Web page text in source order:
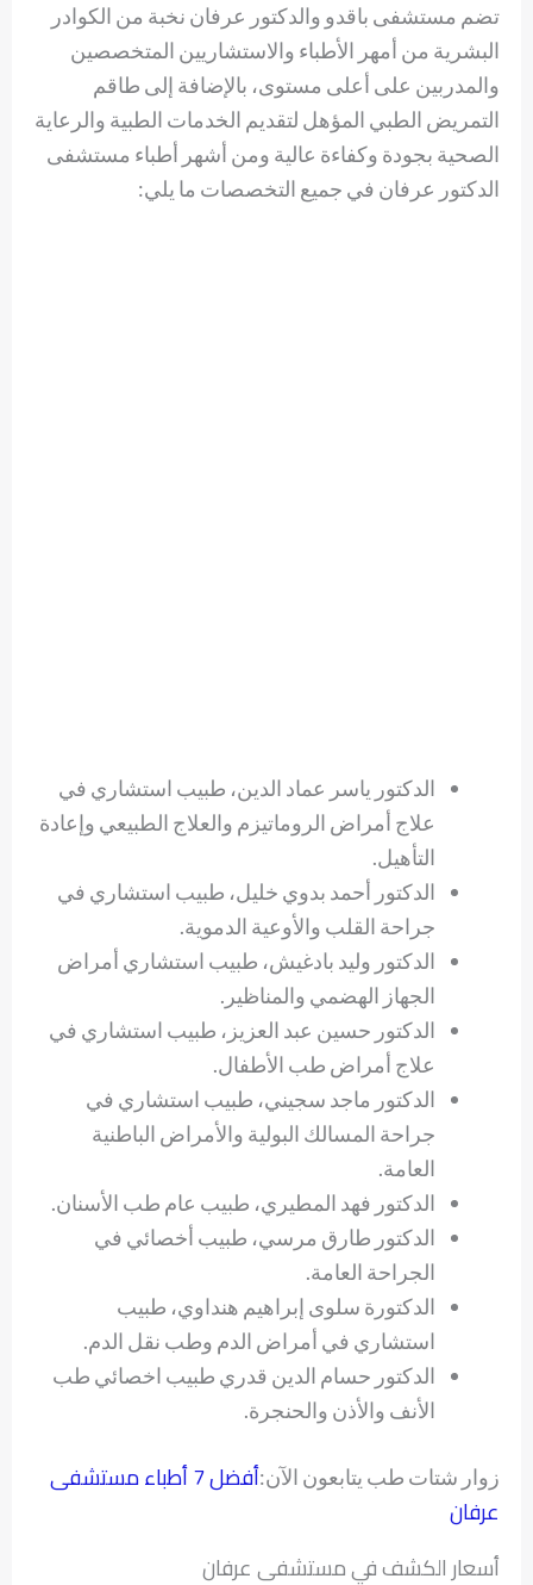
تضم مستشفى باقدو والدكتور عرفان نخبة من الكوادر
البشرية من أمهر الأطباء والاستشاريين المتخصصين
والمدربين على أعلى مستوى، بالإضافة إلى طاقم
التمريض الطبي المؤهل لتقديم الخدمات الطبية والرعاية
الصحية بجودة وكفاءة عالية ومن أشهر أطباء مستشفى
الدكتور عرفان في جميع التخصصات ما يلي:
الدكتور ياسر عماد الدين، طبيب استشاري في
علاج أمراض الروماتيزم والعلاج الطبيعي وإعادة
التأهيل.
الدكتور أحمد بدوي خليل، طبيب استشاري في
جراحة القلب والأوعية الدموية.
الدكتور وليد بادغيش، طبيب استشاري أمراض
الجهاز الهضمي والمناظير.
الدكتور حسين عبد العزيز، طبيب استشاري في
علاج أمراض طب الأطفال.
الدكتور ماجد سجيني، طبيب استشاري في
جراحة المسالك البولية والأمراض الباطنية
العامة.
الدكتور فهد المطيري، طبيب عام طب الأسنان.
الدكتور طارق مرسي، طبيب أخصائي في
الجراحة العامة.
الدكتورة سلوى إبراهيم هنداوي، طبيب
استشاري في أمراض الدم وطب نقل الدم.
الدكتور حسام الدين قدري طبيب اخصائي طب
الأنف والأذن والحنجرة.
زوار شتات طب يتابعون الآن:
أفضل 7 أطباء مستشفى
عرفان
أسعار الكشف في مستشفى عرفان